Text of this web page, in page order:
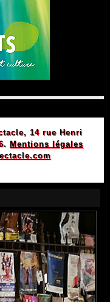
14 rue Henri
Mentions légales